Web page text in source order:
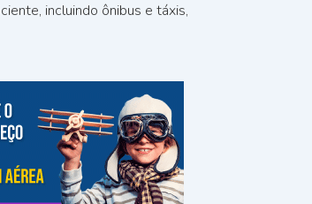
incluindo ônibus e táxis,